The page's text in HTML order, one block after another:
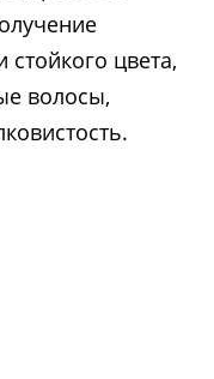
цвета,
волосы,